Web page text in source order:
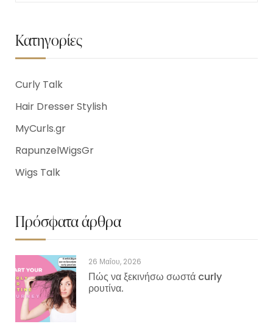
Κατηγορίες
Curly Talk
Hair Dresser Stylish
MyCurls.gr
RapunzelWigsGr
Wigs Talk
Πρόσφατα άρθρα
26 Μαΐου, 2026
Πώς να ξεκινήσω σωστά curly
ρουτίνα.